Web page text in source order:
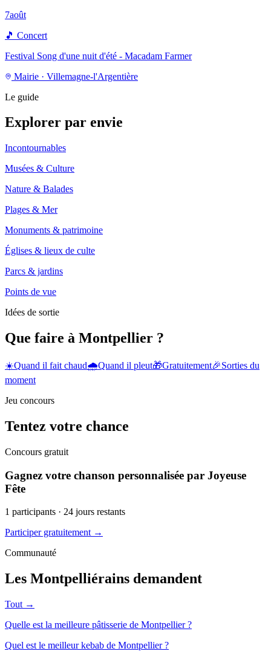
7août
🎵 Concert
Festival Song d'une nuit d'été - Macadam Farmer
Mairie · Villemagne-l'Argentière
Le guide
Explorer par envie
Incontournables
Musées & Culture
Nature & Balades
Plages & Mer
Monuments & patrimoine
Églises & lieux de culte
Parcs & jardins
Points de vue
Idées de sortie
Que faire à Montpellier ?
☀️Quand il fait chaud🌧️Quand il pleut🎁Gratuitement🎉Sorties du
moment
Jeu concours
Tentez votre chance
Concours gratuit
Gagnez votre chanson personnalisée par Joyeuse
Fête
1 participants · 24 jours restants
Participer gratuitement →
Communauté
Les Montpelliérains demandent
Tout →
Quelle est la meilleure pâtisserie de Montpellier ?
Quel est le meilleur kebab de Montpellier ?